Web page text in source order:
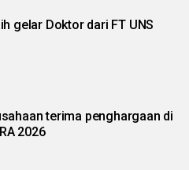
gelar Doktor dari FT UNS
terima penghargaan di
2026